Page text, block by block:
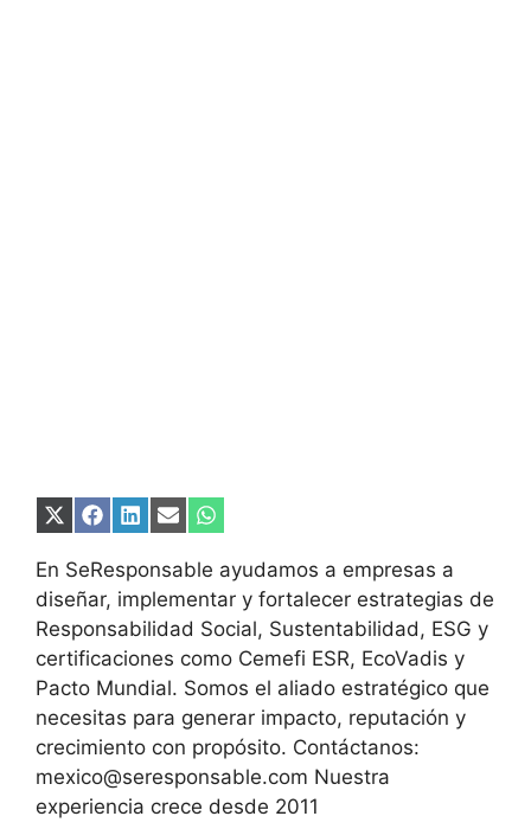
Compartir
X
(Twitter)
Compartir
Facebook
Compartir
LinkedIn
Compartir
Email
Compartir
WhatsApp
En SeResponsable ayudamos a empresas a
diseñar, implementar y fortalecer estrategias de
Responsabilidad Social, Sustentabilidad, ESG y
certificaciones como Cemefi ESR, EcoVadis y
Pacto Mundial. Somos el aliado estratégico que
necesitas para generar impacto, reputación y
crecimiento con propósito. Contáctanos:
mexico@seresponsable.com Nuestra
experiencia crece desde 2011